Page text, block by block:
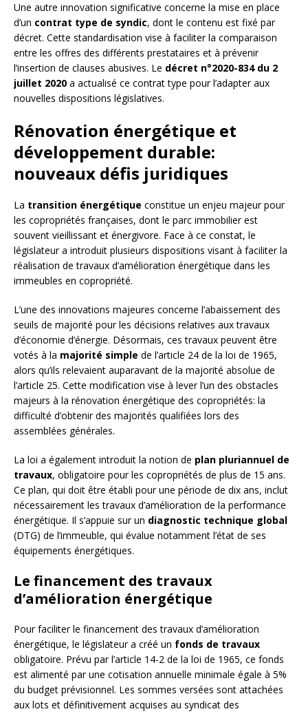
Une autre innovation significative concerne la mise en place
d’un contrat type de syndic, dont le contenu est fixé par
décret. Cette standardisation vise à faciliter la comparaison
entre les offres des différents prestataires et à prévenir
l’insertion de clauses abusives. Le décret n°2020-834 du 2
juillet 2020 a actualisé ce contrat type pour l’adapter aux
nouvelles dispositions législatives.
Rénovation énergétique et
développement durable:
nouveaux défis juridiques
La transition énergétique constitue un enjeu majeur pour
les copropriétés françaises, dont le parc immobilier est
souvent vieillissant et énergivore. Face à ce constat, le
législateur a introduit plusieurs dispositions visant à faciliter la
réalisation de travaux d’amélioration énergétique dans les
immeubles en copropriété.
L’une des innovations majeures concerne l’abaissement des
seuils de majorité pour les décisions relatives aux travaux
d’économie d’énergie. Désormais, ces travaux peuvent être
votés à la majorité simple de l’article 24 de la loi de 1965,
alors qu’ils relevaient auparavant de la majorité absolue de
l’article 25. Cette modification vise à lever l’un des obstacles
majeurs à la rénovation énergétique des copropriétés: la
difficulté d’obtenir des majorités qualifiées lors des
assemblées générales.
La loi a également introduit la notion de plan pluriannuel de
travaux, obligatoire pour les copropriétés de plus de 15 ans.
Ce plan, qui doit être établi pour une période de dix ans, inclut
nécessairement les travaux d’amélioration de la performance
énergétique. Il s’appuie sur un diagnostic technique global
(DTG) de l’immeuble, qui évalue notamment l’état de ses
équipements énergétiques.
Le financement des travaux
d’amélioration énergétique
Pour faciliter le financement des travaux d’amélioration
énergétique, le législateur a créé un fonds de travaux
obligatoire. Prévu par l’article 14-2 de la loi de 1965, ce fonds
est alimenté par une cotisation annuelle minimale égale à 5%
du budget prévisionnel. Les sommes versées sont attachées
aux lots et définitivement acquises au syndicat des